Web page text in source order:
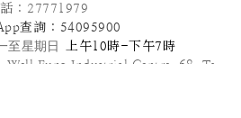
: 27771979
查詢 : 54095900
至星期日
上午10時-下午7時
Fung Industrial Centre, 68 Ta